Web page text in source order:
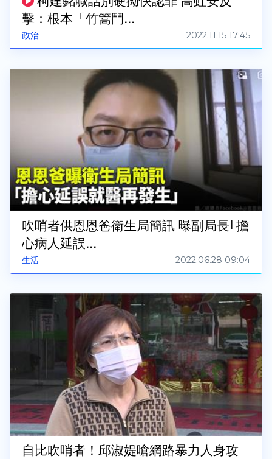
政治
擊：根本「竹篙鬥...
2022.11.15 17:45
生活
吹哨者供恩恩爸衛生局簡訊 曝副局長｢擔
心病人延誤...
2022.06.28 09:04
自比吹哨者！邱淑媞嗆網路暴力人身攻